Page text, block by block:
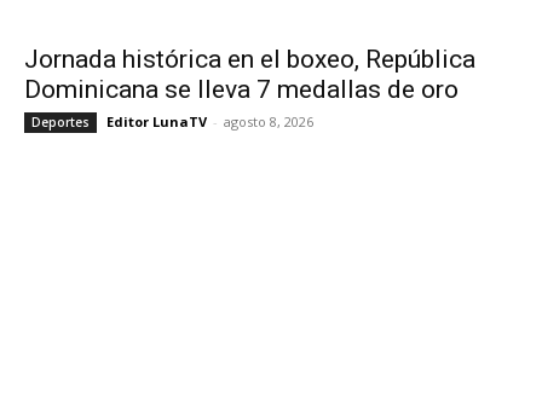
Jornada histórica en el boxeo, República
Dominicana se lleva 7 medallas de oro
Deportes Editor LunaTV - agosto 8, 2026